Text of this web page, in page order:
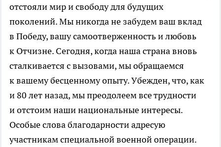
отстояли мир и свободу для будущих
поколений. Мы никогда не забудем ваш вклад
в Победу, вашу самоотверженность и любовь
к Отчизне. Сегодня, когда наша страна вновь
сталкивается с вызовами, мы обращаемся
к вашему бесценному опыту. Убежден, что, как
и 80 лет назад, мы преодолеем все трудности
и отстоим наши национальные интересы.
Особые слова благодарности адресую
участникам специальной военной операции.